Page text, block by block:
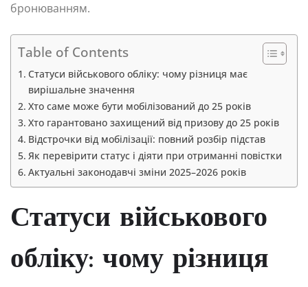
бронюванням.
Table of Contents
Статуси військового обліку: чому різниця має
вирішальне значення
Хто саме може бути мобілізований до 25 років
Хто гарантовано захищений від призову до 25 років
Відстрочки від мобілізації: повний розбір підстав
Як перевірити статус і діяти при отриманні повістки
Актуальні законодавчі зміни 2025–2026 років
Статуси військового
обліку: чому різниця